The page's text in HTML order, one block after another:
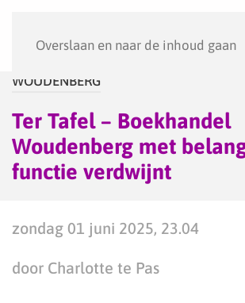
Overslaan en naar de inhoud gaan
WOUDENBERG
Ter Tafel – Boekhandel
Woudenberg met
functie verdwijnt
zondag 01 juni 2025, 23.04
door Charlotte te Pas